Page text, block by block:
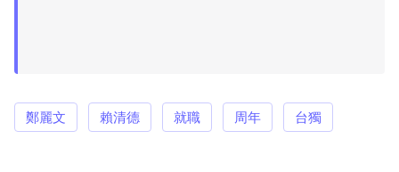
鄭麗文 賴清德 就職 周年 台獨